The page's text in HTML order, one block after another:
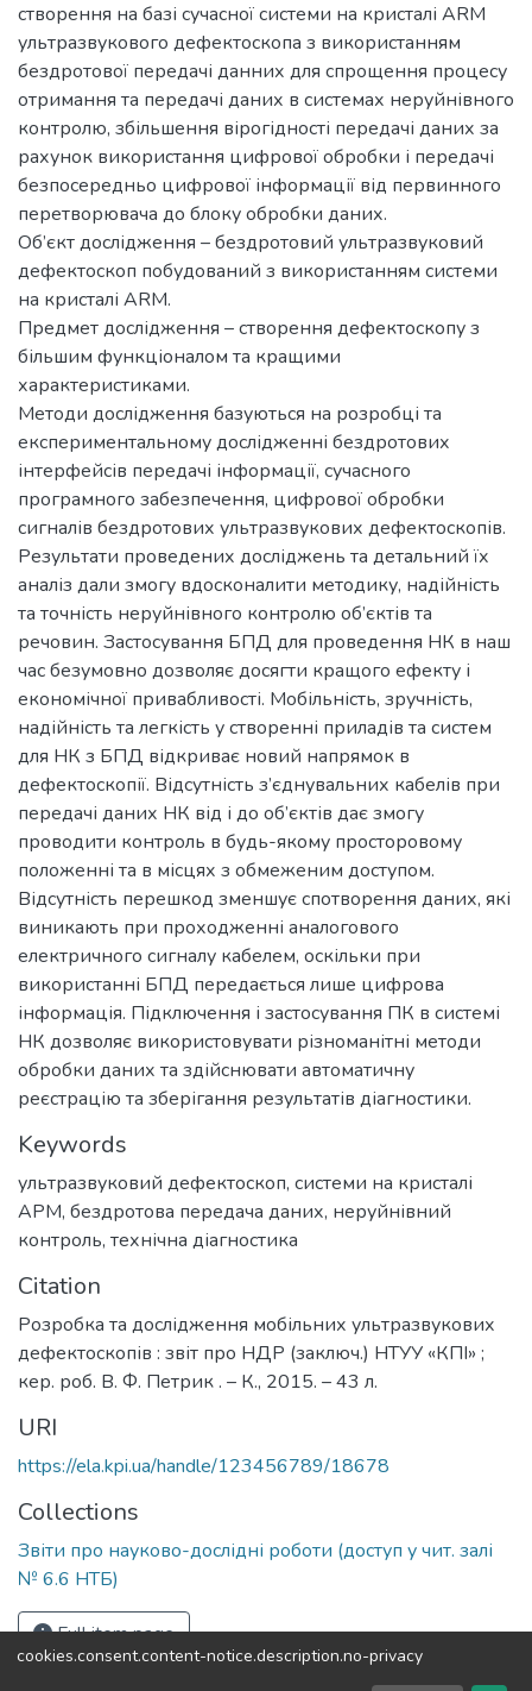
створення на базі сучасної системи на кристалі ARM
ультразвукового дефектоскопа з використанням
бездротової передачі данних для спрощення процесу
отримання та передачі даних в системах неруйнівного
контролю, збільшення вірогідності передачі даних за
рахунок використання цифрової обробки і передачі
безпосередньо цифрової інформації від первинного
перетворювача до блоку обробки даних.
Об’єкт дослідження – бездротовий ультразвуковий
дефектоскоп побудований з використанням системи
на кристалі ARM.
Предмет дослідження – створення дефектоскопу з
більшим функціоналом та кращими
характеристиками.
Методи дослідження базуються на розробці та
експериментальному дослідженні бездротових
інтерфейсів передачі інформації, сучасного
програмного забезпечення, цифрової обробки
сигналів бездротових ультразвукових дефектоскопів.
Результати проведених досліджень та детальний їх
аналіз дали змогу вдосконалити методику, надійність
та точність неруйнівного контролю об’єктів та
речовин. Застосування БПД для проведення НК в наш
час безумовно дозволяє досягти кращого ефекту і
економічної привабливості. Мобільність, зручність,
надійність та легкість у створенні приладів та систем
для НК з БПД відкриває новий напрямок в
дефектоскопії. Відсутність з’єднувальних кабелів при
передачі даних НК від і до об’єктів дає змогу
проводити контроль в будь-якому просторовому
положенні та в місцях з обмеженим доступом.
Відсутність перешкод зменшує спотворення даних, які
виникають при проходженні аналогового
електричного сигналу кабелем, оскільки при
використанні БПД передається лише цифрова
інформація. Підключення і застосування ПК в системі
НК дозволяє використовувати різноманітні методи
обробки даних та здійснювати автоматичну
реєстрацію та зберігання результатів діагностики.
Keywords
ультразвуковий дефектоскоп, системи на кристалі
АРМ, бездротова передача даних, неруйнівний
контроль, технічна діагностика
Citation
Розробка та дослідження мобільних ультразвукових
дефектоскопів : звіт про НДР (заключ.) НТУУ «КПІ» ;
кер. роб. В. Ф. Петрик . – К., 2015. – 43 л.
URI
https://ela.kpi.ua/handle/123456789/18678
Collections
Звіти про науково-дослідні роботи (доступ у чит. залі
№ 6.6 НТБ)
Full item page
cookies.consent.content-notice.description.no-privacy